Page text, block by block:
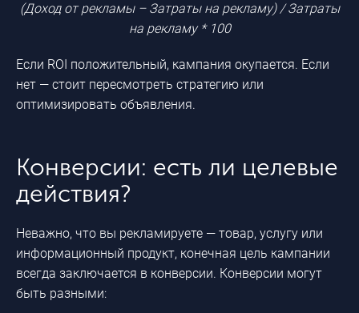
(Доход от рекламы – Затраты на рекламу) / Затраты
на рекламу * 100
Если ROI положительный, кампания окупается. Если
нет — стоит пересмотреть стратегию или
оптимизировать объявления.
Конверсии: есть ли целевые
действия?
Неважно, что вы рекламируете — товар, услугу или
информационный продукт, конечная цель кампании
всегда заключается в конверсии. Конверсии могут
быть разными: